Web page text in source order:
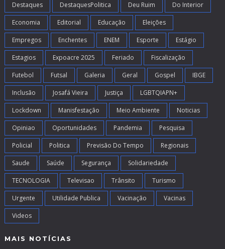
Destaques DestaquesPolitica Deu Ruim Do Interior
Economia Editorial Educação Eleições
Empregos Enchentes ENEM Esporte Estágio
Estagios Expoacre 2025 Feriado Fiscalização
Futebol Futsal Galeria Geral Gospel IBGE
Inclusão Josafá Vieira Justiça LGBTQIAPN+
Lockdown Manisfestação Meio Ambiente Noticias
Opiniao Oportunidades Pandemia Pesquisa
Policial Politica Previsão Do Tempo Regionais
Saude Saúde Segurança Solidariedade
TECNOLOGIA Televisao Trânsito Turismo
Urgente Utilidade Publica Vacinação Vacinas
Videos
MAIS NOTÍCIAS